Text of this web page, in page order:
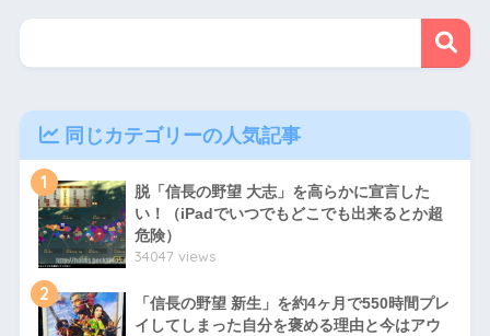
同じカテゴリーの人気記事
1
脱「信長の野望 大志」を高らかに宣言した
い！（iPadでいつでもどこでも出来るとか超
危険）
34047 views
2
「信長の野望 新生」を約4ヶ月で550時間プレ
イしてしまった自分を褒める理由と今はアウ